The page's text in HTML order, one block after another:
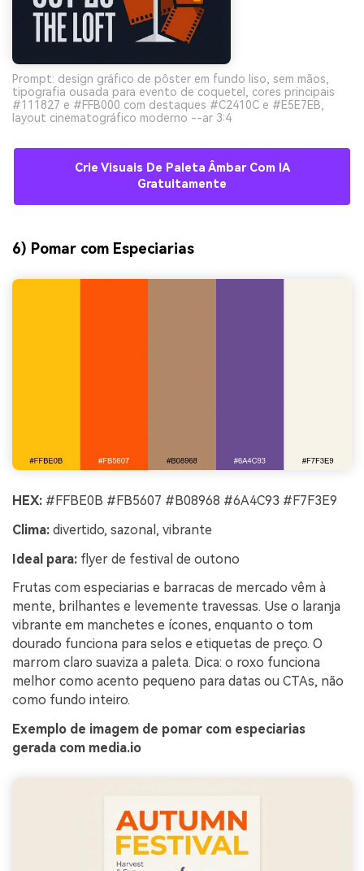
Prompt: design gráfico de pôster em fundo liso, sem mãos,
tipografia ousada para evento de coquetel, cores principais
#111827 e #FFB000 com destaques #C2410C e #E5E7EB,
layout cinematográfico moderno --ar 3:4
Crie Visuais De Paleta Âmbar Com IA
Gratuitamente
6) Pomar com Especiarias
HEX: #FFBE0B #FB5607 #B08968 #6A4C93 #F7F3E9
Clima: divertido, sazonal, vibrante
Ideal para: flyer de festival de outono
Frutas com especiarias e barracas de mercado vêm à
mente, brilhantes e levemente travessas. Use o laranja
vibrante em manchetes e ícones, enquanto o tom
dourado funciona para selos e etiquetas de preço. O
marrom claro suaviza a paleta. Dica: o roxo funciona
melhor como acento pequeno para datas ou CTAs, não
como fundo inteiro.
Exemplo de imagem de pomar com especiarias
gerada com media.io